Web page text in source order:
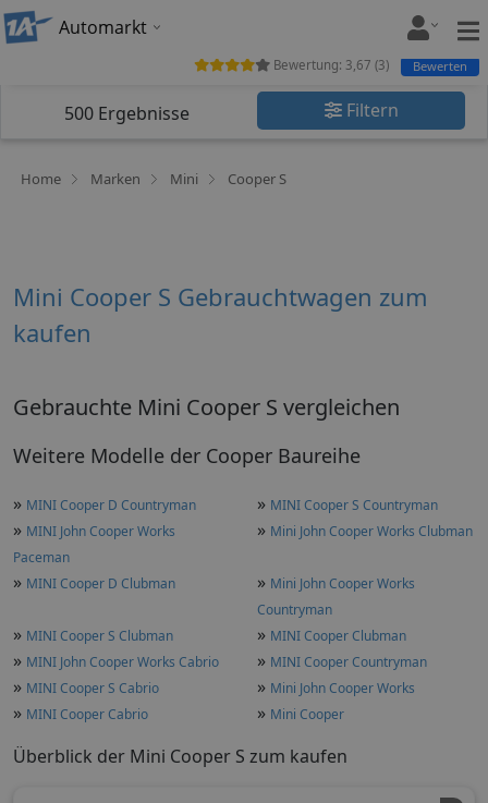
Automarkt
500 Ergebnisse Filtern
Home Marken Mini Cooper S
Bewertung: 3,67 (3) Bewerten
Mini Cooper S Gebrauchtwagen zum
kaufen
Gebrauchte Mini Cooper S vergleichen
Weitere Modelle der Cooper Baureihe
» MINI Cooper D Countryman » MINI Cooper S Countryman
» MINI John Cooper Works
Paceman
» Mini John Cooper Works Clubman
» MINI Cooper D Clubman » Mini John Cooper Works
Countryman
» MINI Cooper S Clubman » MINI Cooper Clubman
» MINI John Cooper Works Cabrio » MINI Cooper Countryman
» MINI Cooper S Cabrio » Mini John Cooper Works
» MINI Cooper Cabrio » Mini Cooper
Überblick der Mini Cooper S zum kaufen